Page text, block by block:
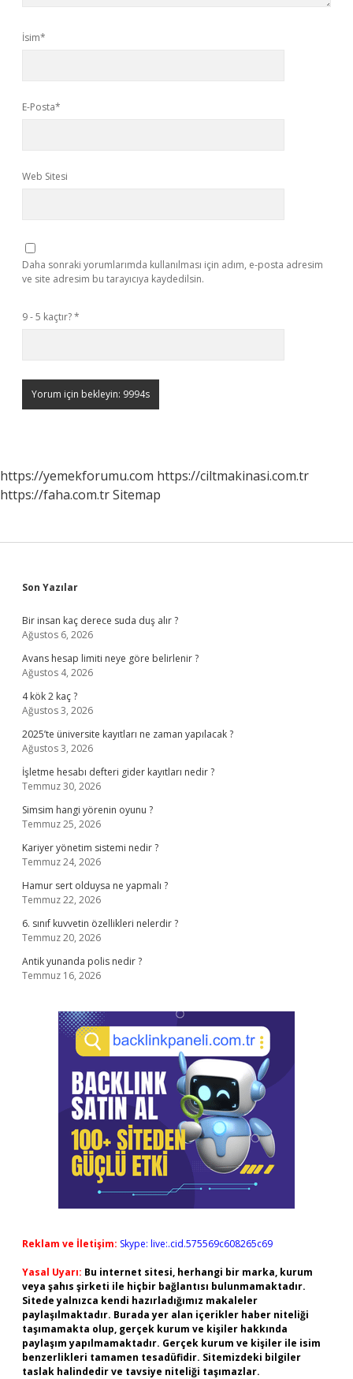
İsim*
E-Posta*
Web Sitesi
Daha sonraki yorumlarımda kullanılması için adım, e-posta adresim
ve site adresim bu tarayıcıya kaydedilsin.
9 - 5 kaçtır?*
https://yemekforumu.com https://ciltmakinasi.com.tr
https://faha.com.trSitemap
Sidebar
Son Yazılar
Bir insan kaç derece suda duş alır ?
Ağustos 6, 2026
Avans hesap limiti neye göre belirlenir ?
Ağustos 4, 2026
4 kök 2 kaç ?
Ağustos 3, 2026
2025’te üniversite kayıtları ne zaman yapılacak ?
Ağustos 3, 2026
İşletme hesabı defteri gider kayıtları nedir ?
Temmuz 30, 2026
Simsim hangi yörenin oyunu ?
Temmuz 25, 2026
Kariyer yönetim sistemi nedir ?
Temmuz 24, 2026
Hamur sert olduysa ne yapmalı ?
Temmuz 22, 2026
6. sınıf kuvvetin özellikleri nelerdir ?
Temmuz 20, 2026
Antik yunanda polis nedir ?
Temmuz 16, 2026
Reklam ve İletişim: Skype: live:.cid.575569c608265c69
Yasal Uyarı: Bu internet sitesi, herhangi bir marka, kurum
veya şahıs şirketi ile hiçbir bağlantısı bulunmamaktadır.
Sitede yalnızca kendi hazırladığımız makaleler
paylaşılmaktadır. Burada yer alan içerikler haber niteliği
taşımamakta olup, gerçek kurum ve kişiler hakkında
paylaşım yapılmamaktadır. Gerçek kurum ve kişiler ile isim
benzerlikleri tamamen tesadüfidir. Sitemizdeki bilgiler
taslak halindedir ve tavsiye niteliği taşımazlar.